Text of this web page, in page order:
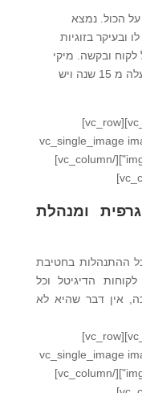
הכול. נמצא
בזוגיות
לקוח ובקשה. מיקי
בעל נסיון בתחום של קידום אתרים למעלה מ 15 שנה ויש
[/vc_column_text][/vc_column][/vc_row][vc_row]
[vc_column width="1/
img_size="300*200" alignment="center"][/vc_column]
ומנהלת
ההתנהלות בחטיבת
הדיגיטל וכל
אין דבר שהיא לא
[/vc_column_text][/vc_column][/vc_row][vc_row]
[vc_column width="1/
img_size="300*200" alignment="center"][/vc_column]